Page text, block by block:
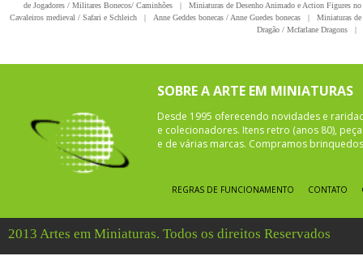
de Jogadores / Militares Bonecos/ Caminhões
|
Miniaturas de Desenho Animado e Action Figures
Cavaleiros medieval / Safari e Schleich
| Anne Geddes bonecas / Anne Guedes bonecas |
Miniaturas
Dragão / Mcfarlane Dragons
|
SOBRE A ARTE EM MINIATURAS
Desde 1995 oferecendo novidades e
e colecionadores. Itens retro (anos 80),
e de várias marcas. Compramos
REGRAS DE FUNCIONAMENTO CONTATO
2013 Artes em Miniaturas. Todos os direitos Reservados